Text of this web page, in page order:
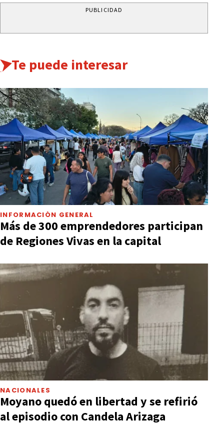
PUBLICIDAD
Te puede interesar
INFORMACIÓN GENERAL
Más de 300 emprendedores participan
de Regiones Vivas en la capital
NACIONALES
Moyano quedó en libertad y se refirió
al episodio con Candela Arizaga